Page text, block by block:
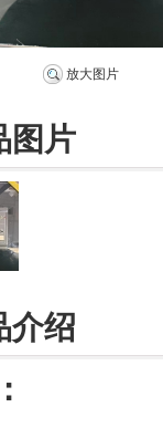
放大图片
图片
介绍